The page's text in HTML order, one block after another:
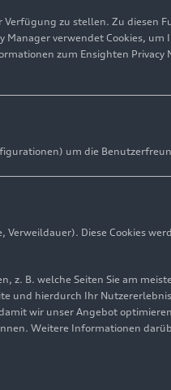
zu stellen. Zu diesen
verwendet Cookies,
zum Ensighten Privacy
um die
Diese Cookies
z. B. welche Seiten Sie am
und hierdurch Ihr
wir unser Angebot
Weitere Informationen